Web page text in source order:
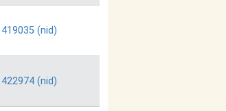
419035 (nid)
422974 (nid)